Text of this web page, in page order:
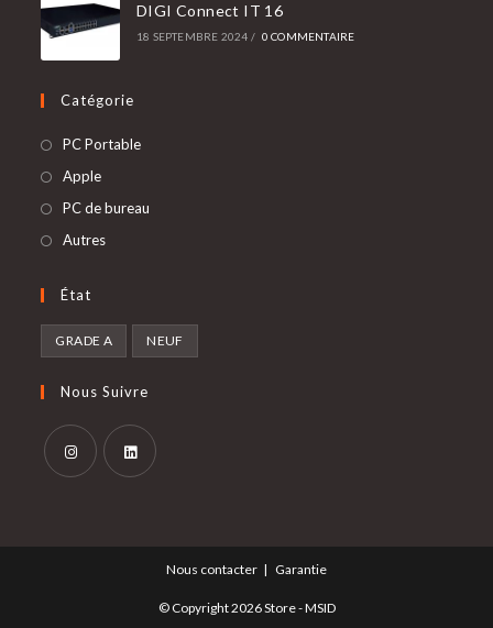
DIGI Connect IT 16
18 SEPTEMBRE 2024 / 0 COMMENTAIRE
Catégorie
PC PortableS’ouvre
AppleS’ouvre
dans
PC de bureau
AutresS’ouvre
nouvel
onglet
État
GRADE A NEUF
Nous Suivre
un
un
Nous contacter Garantie
© Copyright 2026Store - MSID